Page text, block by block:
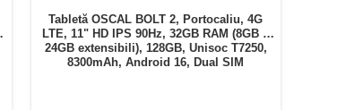
Tabletă OSCAL BOLT 2, Portocaliu, 4G
LTE, 11" HD IPS 90Hz, 32GB RAM (8GB +
24GB extensibili), 128GB, Unisoc T7250,
8300mAh, Android 16, Dual SIM